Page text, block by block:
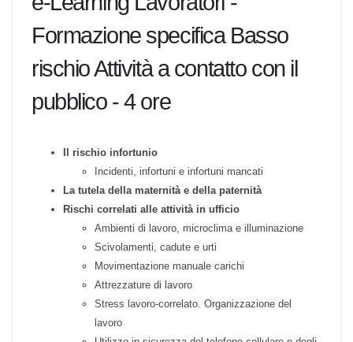
destinatari della formazione.
Programma del corso online in
e-Learning Lavoratori -
Formazione specifica Basso
rischio Attività a contatto con il
pubblico - 4 ore
Il rischio infortunio
Incidenti, infortuni e infortuni mancati
La tutela della maternità e della paternità
Rischi correlati alle attività in ufficio
Ambienti di lavoro, microclima e illuminazione
Scivolamenti, cadute e urti